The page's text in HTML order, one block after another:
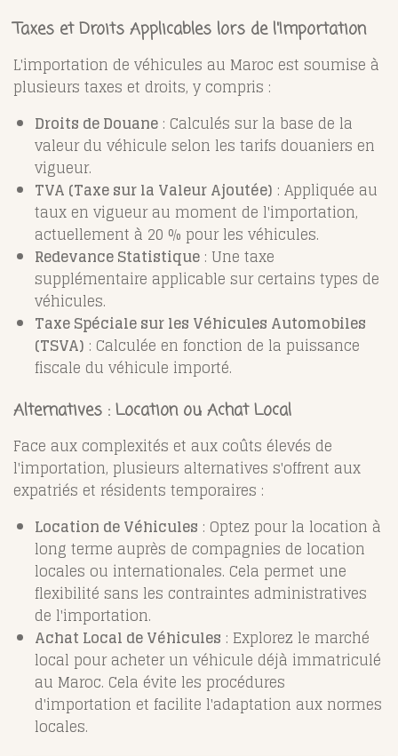
Taxes et Droits Applicables lors de l'Importation
L'importation de véhicules au Maroc est soumise à
plusieurs taxes et droits, y compris :
Droits de Douane : Calculés sur la base de la
valeur du véhicule selon les tarifs douaniers en
vigueur.
TVA (Taxe sur la Valeur Ajoutée) : Appliquée au
taux en vigueur au moment de l'importation,
actuellement à 20 % pour les véhicules.
Redevance Statistique : Une taxe
supplémentaire applicable sur certains types de
véhicules.
Taxe Spéciale sur les Véhicules Automobiles
(TSVA) : Calculée en fonction de la puissance
fiscale du véhicule importé.
Alternatives : Location ou Achat Local
Face aux complexités et aux coûts élevés de
l'importation, plusieurs alternatives s'offrent aux
expatriés et résidents temporaires :
Location de Véhicules : Optez pour la location à
long terme auprès de compagnies de location
locales ou internationales. Cela permet une
flexibilité sans les contraintes administratives
de l'importation.
Achat Local de Véhicules : Explorez le marché
local pour acheter un véhicule déjà immatriculé
au Maroc. Cela évite les procédures
d'importation et facilite l'adaptation aux normes
locales.